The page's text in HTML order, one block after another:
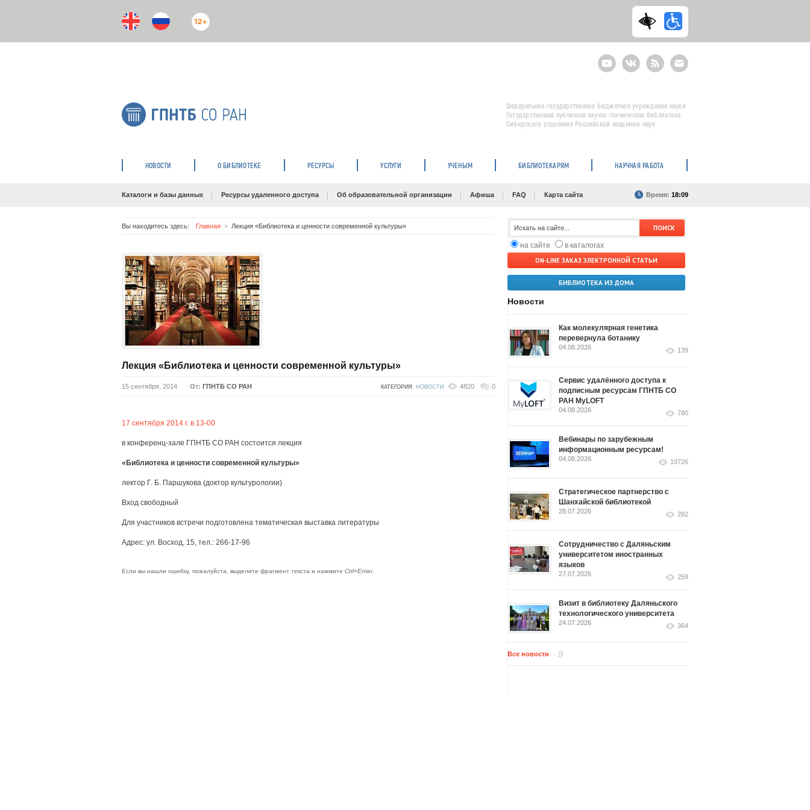
12+
YoutubeВКонтактеRSS
E-
mail
подписка
Федеральное государственное бюджетное учреждение науки
Государственная публичная научно-техническая библиотека
Сибирского отделения Российской академии наук
НОВОСТИ О БИБЛИОТЕКЕ РЕСУРСЫ УСЛУГИ УЧЕНЫМ БИБЛИОТЕКАРЯМ НАУЧНАЯ РАБОТА
Каталоги и базы данных Ресурсы удаленного доступа Об образовательной организации Афиша FAQ Карта сайта Время: 18:09
Вы находитесь здесь: Главная Лекция «Библиотека и ценности современной культуры»
Лекция «Библиотека и ценности современной культуры»
15 сентября, 2014 От: ГПНТБ СО РАН КАТЕГОРИЯ: НОВОСТИ 4820 0
17 сентября 2014 г. в 13-00
в конференц-зале ГПНТБ СО РАН состоится лекция
«Библиотека и ценности современной культуры»
лектор Г. Б. Паршукова (доктор культурологии)
Вход свободный
Для участников встречи подготовлена тематическая выставка литературы
Адрес: ул. Восход, 15, тел.: 266-17-96
Если вы нашли ошибку, пожалуйста, выделите фрагмент текста и нажмите Ctrl+Enter.
на сайте
в каталогах
ON-LINE ЗАКАЗ ЭЛЕКТРОННОЙ СТАТЬИ
БИБЛИОТЕКА ИЗ ДОМА
Новости
Как молекулярная генетика
перевернула ботанику
04.08.2026 139
Сервис удалённого доступа к
подписным ресурсам ГПНТБ СО
РАН MyLOFT
04.08.2026 780
Вебинары по зарубежным
информационным ресурсам!
04.08.2026 19726
Стратегическое партнерство с
Шанхайской библиотекой
28.07.2026 282
Сотрудничество с Даляньским
университетом иностранных
языков
27.07.2026 259
Визит в библиотеку Даляньского
технологического университета
24.07.2026 364
Все новости